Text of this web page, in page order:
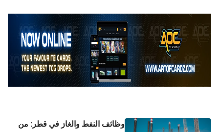
وظائف النفط والغاز في قطر: من